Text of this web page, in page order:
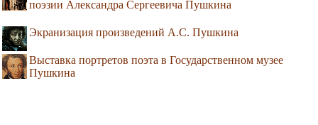
поэзии Александра Сергеевича Пушкина
Экранизация произведений А.С. Пушкина
Выставка портретов поэта в Государственном музее
Пушкина